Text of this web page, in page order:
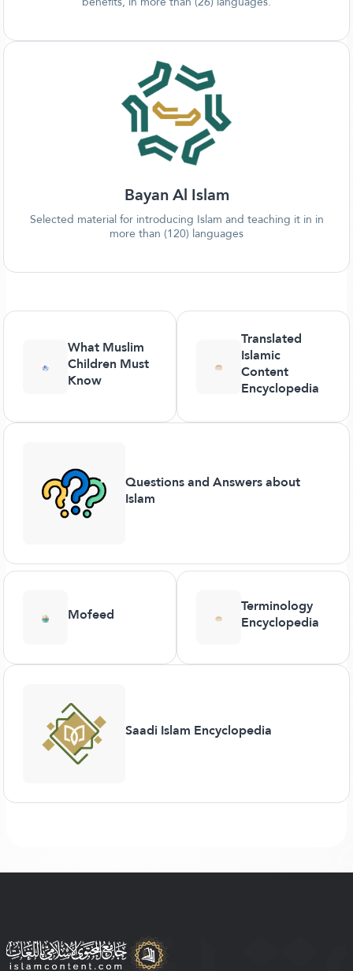
Bayan Al Islam
Selected material for introducing Islam and teaching it in in
more than (120) languages
What Muslim
Children Must
Know
Translated
Islamic
Content
Encyclopedia
Questions and Answers about
Islam
Mofeed Terminology
Encyclopedia
Saadi Islam Encyclopedia